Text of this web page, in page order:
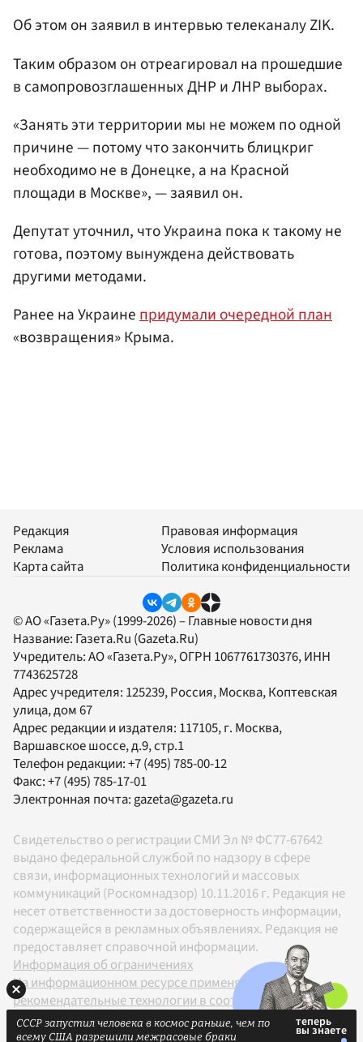
Об этом он заявил в интервью телеканалу ZIK.
Таким образом он отреагировал на прошедшие
в самопровозглашенных ДНР и ЛНР выборах.
«Занять эти территории мы не можем по одной
причине — потому что закончить блицкриг
необходимо не в Донецке, а на Красной
площади в Москве», — заявил он.
Депутат уточнил, что Украина пока к такому не
готова, поэтому вынуждена действовать
другими методами.
Ранее на Украинепридумали очередной план
«возвращения» Крыма.
Редакция
Реклама
Карта сайта
Правовая информация
Условия использования
Политика конфиденциальности
© АО «Газета.Ру» (1999-2026) – Главные новости дня
Название: Газета.Ru (Gazeta.Ru)
Учредитель:АО «Газета.Ру», ОГРН 1067761730376, ИНН
7743625728
Адрес учредителя: 125239, Россия, Москва, Коптевская
улица, дом 67
Адрес редакции и издателя: 117105, г. Москва,
Варшавское шоссе, д.9, стр.1
Телефон редакции:+7 (495) 785-00-12
Факс:+7 (495) 785-17-01
Электронная почта: gazeta@gazeta.ru
Свидетельство о регистрации СМИ Эл № ФС77-67642
выдано федеральной службой по надзору в сфере
связи, информационных технологий и массовых
коммуникаций (Роскомнадзор) 10.11.2016 г. Редакция не
несет ответственности за достоверность информации,
содержащейся в рекламных объявлениях. Редакция не
предоставляет справочной информации.
Информация об ограничениях
На информационном ресурсе применяются
рекомендательные технологии в соответствии с
Правилами
18+
СССР запустил человека в космос раньше, чем по
всему США разрешили межрасовые браки